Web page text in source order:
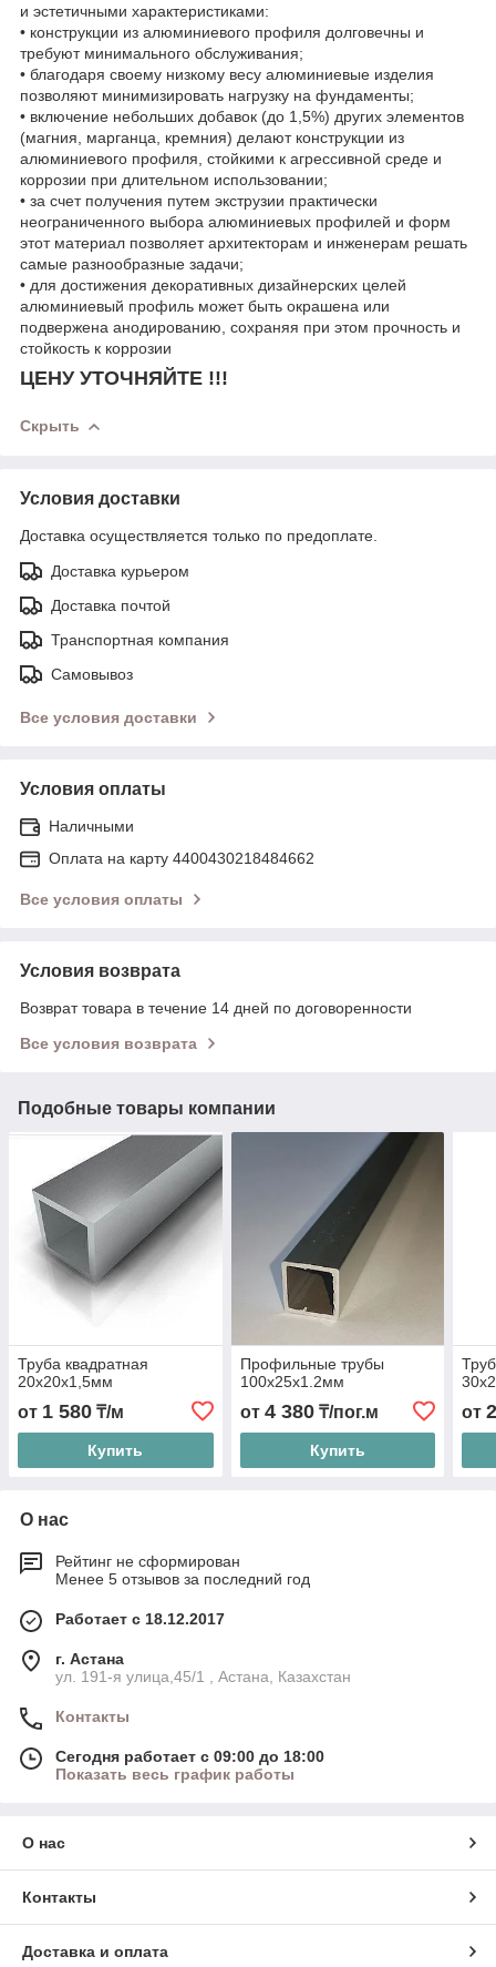
и эстетичными характеристиками:
• конструкции из алюминиевого профиля долговечны и
требуют минимального обслуживания;
• благодаря своему низкому весу алюминиевые изделия
позволяют минимизировать нагрузку на фундаменты;
• включение небольших добавок (до 1,5%) других элементов
(магния, марганца, кремния) делают конструкции из
алюминиевого профиля, стойкими к агрессивной среде и
коррозии при длительном использовании;
• за счет получения путем экструзии практически
неограниченного выбора алюминиевых профилей и форм
этот материал позволяет архитекторам и инженерам решать
самые разнообразные задачи;
• для достижения декоративных дизайнерских целей
алюминиевый профиль может быть окрашена или
подвержена анодированию, сохраняя при этом прочность и
стойкость к коррозии
ЦЕНУ УТОЧНЯЙТЕ !!!
Скрыть
Условия доставки
Доставка осуществляется только по предоплате.
Доставка курьером
Доставка почтой
Транспортная компания
Самовывоз
Все условия доставки
Условия оплаты
Наличными
Оплата на карту 4400430218484662
Все условия оплаты
Условия возврата
Возврат товара в течение 14 дней по договоренности
Все условия возврата
Подобные товары компании
Труба квадратная
20х20х1,5мм
от 1 580 ₸/м
Купить
Профильные трубы
100х25х1.2мм
от 4 380₸/пог.м
Купить
от
О нас
Рейтинг не сформирован
Менее 5 отзывов за последний год
Работает с 18.12.2017
г. Астана
ул. 191-я улица,45/1 , Астана, Казахстан
Контакты
Сегодня работает с 09:00 до 18:00
Показать весь график работы
О нас
Контакты
Доставка и оплата